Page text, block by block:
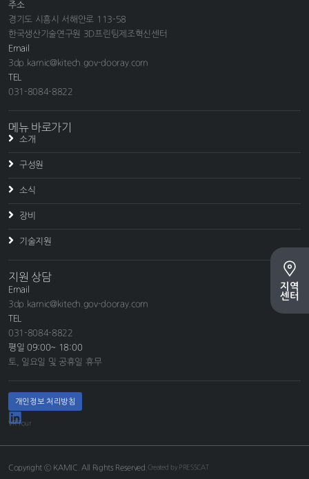
주소
경기도 시흥시 서해안로 113-58
한국생산기술연구원 3D프린팅제조혁신센터
Email
3dp.kamic@kitech.gov-dooray.com
TEL
031-8084-8822
메뉴 바로가기
소개
구성원
소식
장비
기술지원
지원 상담
Email
3dp.kamic@kitech.gov-dooray.com
TEL
031-8084-8822
평일 09:00~ 18:00
토, 일요일 및 공휴일 휴무
개인정보 처리방침
VR Tour
Copyright ⓒ KAMIC. All Rights Reserved. Created by PRESSCAT
지역
센터